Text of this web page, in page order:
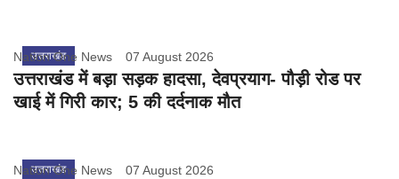
उत्तराखंड
Nation One News 07 August 2026
उत्तराखंड में बड़ा सड़क हादसा, देवप्रयाग- पौड़ी रोड पर
खाई में गिरी कार; 5 की दर्दनाक मौत
उत्तराखंड
Nation One News 07 August 2026